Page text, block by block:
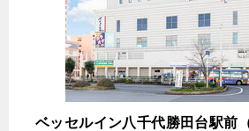
ベッセルイン八千代勝田台駅前